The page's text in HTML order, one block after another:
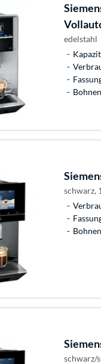
edelstahl
schwarz,
schwarz/